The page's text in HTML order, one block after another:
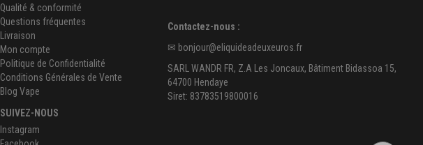
Qualité & conformité
Questions fréquentes
Livraison
Mon compte
Politique de Confidentialité
Conditions Générales de Vente
Blog Vape
SUIVEZ-NOUS
Instagram
:Contactez-nous :
✉ bonjour@eliquideadeuxeuros.fr
SARL WANDR FR, Z.A Les Joncaux, Bâtiment Bidassoa 15,
64700 Hendaye
Siret: 83783519800016